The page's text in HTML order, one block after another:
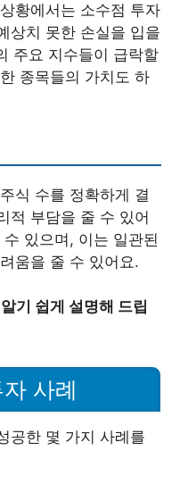
황에서는 소수점 투자
상치 못한 손실을 입을
주요 지수들이 급락할
종목들의 가치도 하
식 수를 정확하게 결
적 부담을 줄 수 있어
있으며, 이는 일관된
움을 줄 수 있어요.
기 쉽게 설명해 드립
사례
공한 몇 가지 사례를